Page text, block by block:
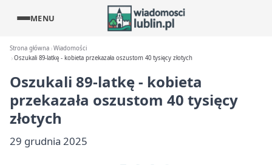
MENU
Strona główna Wiadomości
Oszukali 89-latkę - kobieta przekazała oszustom 40 tysięcy złotych
Oszukali 89-latkę - kobieta
przekazała oszustom 40 tysięcy
złotych
29 grudnia 2025